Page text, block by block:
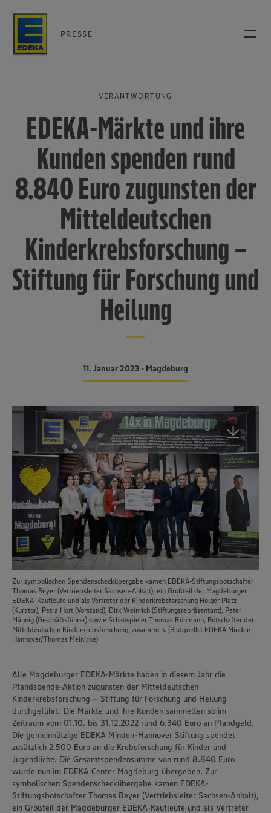
PRESSE
VERANTWORTUNG
EDEKA-Märkte und ihre
Kunden spenden rund
8.840 Euro zugunsten der
Mitteldeutschen
Kinderkrebsforschung –
Stiftung für Forschung und
Heilung
11. Januar 2023 • Magdeburg
Zur symbolischen Spendenscheckübergabe kamen EDEKA-Stiftungsbotschafter
Thomas Beyer (Vertriebsleiter Sachsen-Anhalt), ein Großteil der Magdeburger
EDEKA-Kaufleute und als Vertreter der Kinderkrebsforschung Holger Platz
(Kurator), Petra Hort (Vorstand), Dirk Weinrich (Stiftungsrepräsentant), Peter
Männig (Geschäftsführer) sowie Schauspieler Thomas Rühmann, Botschafter der
Mitteldeutschen Kinderkrebsforschung, zusammen. (Bildquelle: EDEKA Minden-
Hannover/Thomas Meinicke)
Alle Magdeburger EDEKA-Märkte haben in diesem Jahr die
Pfandspende-Aktion zugunsten der Mitteldeutschen
Kinderkrebsforschung – Stiftung für Forschung und Heilung
durchgeführt. Die Märkte und ihre Kunden sammelten so im
Zeitraum vom 01.10. bis 31.12.2022 rund 6.340 Euro an Pfandgeld.
Die gemeinnützige EDEKA Minden-Hannover Stiftung spendet
zusätzlich 2.500 Euro an die Krebsforschung für Kinder und
Jugendliche. Die Gesamtspendensumme von rund 8.840 Euro
wurde nun im EDEKA Center Magdeburg übergeben. Zur
symbolischen Spendenscheckübergabe kamen EDEKA-
Stiftungsbotschafter Thomas Beyer (Vertriebsleiter Sachsen-Anhalt),
ein Großteil der Magdeburger EDEKA-Kaufleute und als Vertreter